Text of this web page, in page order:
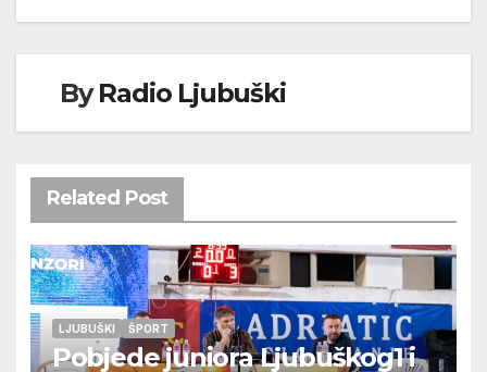
ByRadio Ljubuški
Related Post
LJUBUŠKI ŠPORT
Pobjede juniora Ljubuškog1 i